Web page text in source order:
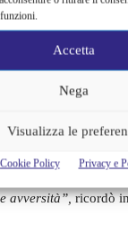
Accetta
Nega
Visualizza le
Cookie Policy Privacy e
e la sorella
gran parte del
i loro genitori
18 anni, Elisabetta
“Cominciai a
avversità”,ricordò